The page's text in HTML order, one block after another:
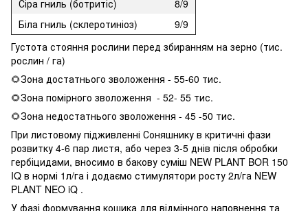
Сіра гниль (ботритіс)
8/9
Біла гниль (склеротиніоз)
9/9
Густота стояння рослини перед збиранням на зерно (тис.
рослин / га)
🌻Зона достатнього зволоження - 55-60 тис.
🌻Зона помірного зволоження - 52- 55 тис.
🌻Зона недостатнього зволоження - 45 -50 тис.
При листовому підживленні Соняшнику в критичні фази
розвитку 4-6 пар листя, або через 3-5 днів після обробки
гербіцидами, вносимо в бакову суміш NEW PLANT BOR 150
IQ в нормі 1л/га і додаємо стимулятори росту 2л/га NEW
PLANT NEO iQ .
У фазі формування кошика для відмінного наповнення та